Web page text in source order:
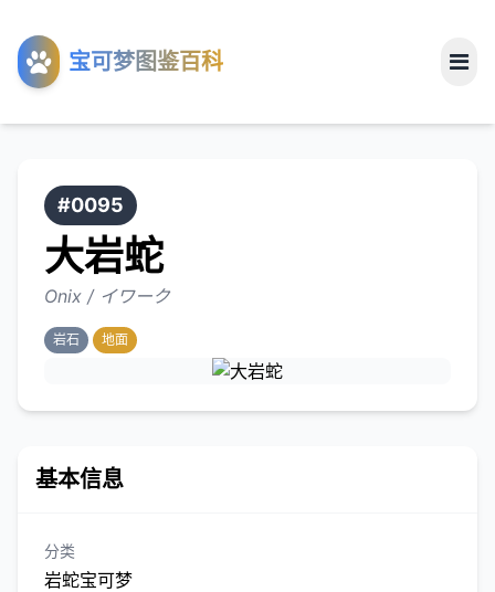
宝可梦图鉴百科
工具
关于
#0095
大岩蛇
Onix / イワーク
岩石 地面
基本信息
分类
岩蛇宝可梦